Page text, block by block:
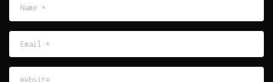
*
Website